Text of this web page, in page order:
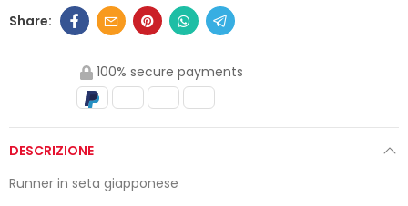
100% secure payments
DESCRIZIONE
Runner in seta giapponese